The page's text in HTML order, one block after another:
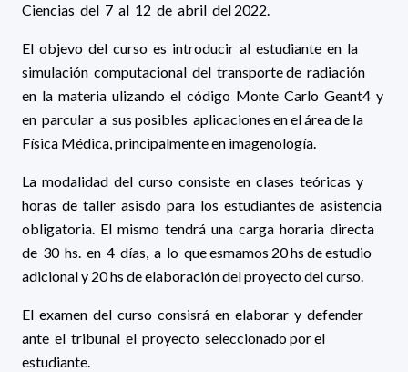
Ciencias del 7 al 12 de abril del 2022.
El objevo del curso es introducir al estudiante en la
simulación computacional del transporte de radiación
en la materia ulizando el código Monte Carlo Geant4 y
en parcular a sus posibles aplicaciones en el área de la
Física Médica, principalmente en imagenología.
La modalidad del curso consiste en clases teóricas y
horas de taller asisdo para los estudiantes de asistencia
obligatoria. El mismo tendrá una carga horaria directa
de 30 hs. en 4 días, a lo que esmamos 20 hs de estudio
adicional y 20 hs de elaboración del proyecto del curso.
El examen del curso consisrá en elaborar y defender
ante el tribunal el proyecto seleccionado por el
estudiante.